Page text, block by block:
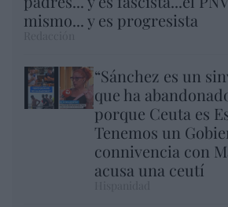
mismo... y es progresista
“Sánchez es un
que ha
porque Ceuta es
Tenemos un
connivencia con
acusa una ceutí